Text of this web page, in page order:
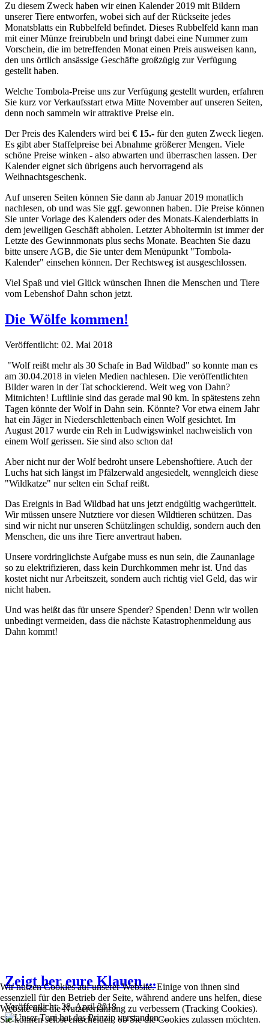
Zu diesem Zweck haben wir einen Kalender 2019 mit Bildern
unserer Tiere entworfen, wobei sich auf der Rückseite jedes
Monatsblatts ein Rubbelfeld befindet. Dieses Rubbelfeld kann man
mit einer Münze freirubbeln und bringt dabei eine Nummer zum
Vorschein, die im betreffenden Monat einen Preis ausweisen kann,
den uns örtlich ansässige Geschäfte großzügig zur Verfügung
gestellt haben.
Welche Tombola-Preise uns zur Verfügung gestellt wurden, erfahren
Sie kurz vor Verkaufsstart etwa Mitte November auf unseren Seiten,
denn noch sammeln wir attraktive Preise ein.
Der Preis des Kalenders wird bei € 15.- für den guten Zweck liegen.
Es gibt aber Staffelpreise bei Abnahme größerer Mengen. Viele
schöne Preise winken - also abwarten und überraschen lassen. Der
Kalender eignet sich übrigens auch hervorragend als
Weihnachtsgeschenk.
Auf unseren Seiten können Sie dann ab Januar 2019 monatlich
nachlesen, ob und was Sie ggf. gewonnen haben. Die Preise können
Sie unter Vorlage des Kalenders oder des Monats-Kalenderblatts in
dem jeweiligen Geschäft abholen. Letzter Abholtermin ist immer der
Letzte des Gewinnmonats plus sechs Monate. Beachten Sie dazu
bitte unsere AGB, die Sie unter dem Menüpunkt "Tombola-
Kalender" einsehen können. Der Rechtsweg ist ausgeschlossen.
Viel Spaß und viel Glück wünschen Ihnen die Menschen und Tiere
vom Lebenshof Dahn schon jetzt.
Die Wölfe kommen!
Veröffentlicht: 02. Mai 2018
"Wolf reißt mehr als 30 Schafe in Bad Wildbad" so konnte man es
am 30.04.2018 in vielen Medien nachlesen. Die veröffentlichten
Bilder waren in der Tat schockierend. Weit weg von Dahn?
Mitnichten! Luftlinie sind das gerade mal 90 km. In spätestens zehn
Tagen könnte der Wolf in Dahn sein. Könnte? Vor etwa einem Jahr
hat ein Jäger in Niederschlettenbach einen Wolf gesichtet. Im
August 2017 wurde ein Reh in Ludwigswinkel nachweislich von
einem Wolf gerissen. Sie sind also schon da!
Aber nicht nur der Wolf bedroht unsere Lebenshoftiere. Auch der
Luchs hat sich längst im Pfälzerwald angesiedelt, wenngleich diese
"Wildkatze" nur selten ein Schaf reißt.
Das Ereignis in Bad Wildbad hat uns jetzt endgültig wachgerüttelt.
Wir müssen unsere Nutztiere vor diesen Wildtieren schützen. Das
sind wir nicht nur unseren Schützlingen schuldig, sondern auch den
Menschen, die uns ihre Tiere anvertraut haben.
Unsere vordringlichste Aufgabe muss es nun sein, die Zaunanlage
so zu elektrifizieren, dass kein Durchkommen mehr ist. Und das
kostet nicht nur Arbeitszeit, sondern auch richtig viel Geld, das wir
nicht haben.
Und was heißt das für unsere Spender? Spenden! Denn wir wollen
unbedingt vermeiden, dass die nächste Katastrophenmeldung aus
Dahn kommt!
Zeigt her eure Klauen ...
Veröffentlicht: 28. April 2018
Wir nutzen Cookies auf unserer Website. Einige von ihnen sind
essenziell für den Betrieb der Seite, während andere uns helfen, diese
Website und die Nutzererfahrung zu verbessern (Tracking Cookies).
Sie können selbst entscheiden, ob Sie die Cookies zulassen möchten.